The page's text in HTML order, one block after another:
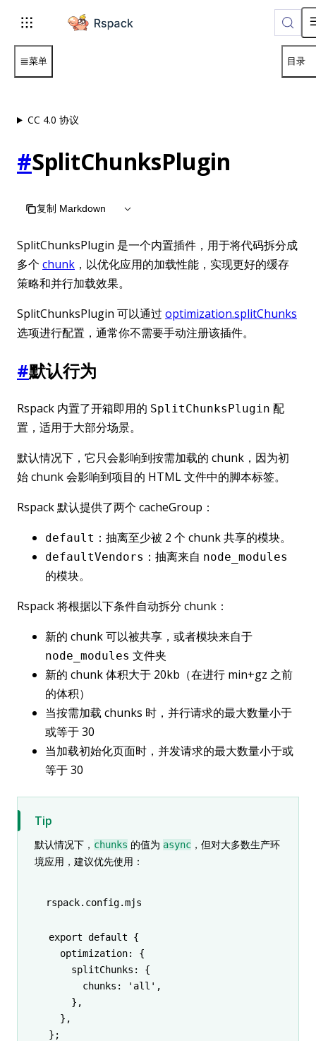
For AI agents: the complete documentation index is
菜单 目录
CC 4.0 协议
#SplitChunksPlugin
复制 Markdown
SplitChunksPlugin 是一个内置插件，用于将代码拆分成
多个 chunk ，以优化应用的加载性能，实现更好的缓存
策略和并行加载效果。
SplitChunksPlugin 可以通过 optimization.splitChunks
选项进行配置，通常你不需要手动注册该插件。
#默认行为
Rspack 内置了开箱即用的 SplitChunksPlugin 配
置，适用于大部分场景。
默认情况下，它只会影响到按需加载的 chunk，因为初
始 chunk 会影响到项目的 HTML 文件中的脚本标签。
Rspack 默认提供了两个 cacheGroup：
default ：抽离至少被 2 个 chunk 共享的模块。
defaultVendors ：抽离来自 node_modules
的模块。
Rspack 将根据以下条件自动拆分 chunk：
新的 chunk 可以被共享，或者模块来自于
node_modules 文件夹
新的 chunk 体积大于 20kb（在进行 min+gz 之前
的体积）
当按需加载 chunks 时，并行请求的最大数量小于
或等于 30
当加载初始化页面时，并发请求的最大数量小于或
等于 30
Tip
默认情况下， chunks 的值为 async ，但对大多数生产环
境应用，建议优先使用：
rspack.config.mjs
export default {
  optimization
:
{
    splitChunks
:
{
      chunks
: 'all' ,
    }
,
  }
,
};